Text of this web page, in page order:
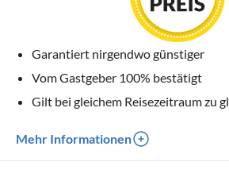
Garantiert nirgendwo günstiger
Vom Gastgeber 100% bestätigt
Gilt bei gleichem Reisezeitraum zu
Mehr Informationen